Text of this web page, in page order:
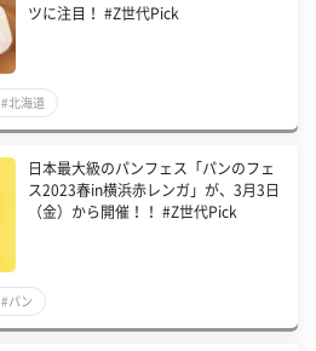
ツに注目！ #Z世代Pick
#北海道
日本最大級のパンフェス「パンのフェ
ス2023春in横浜赤レンガ」が、3月3日
（金）から開催！！ #Z世代Pick
#パン